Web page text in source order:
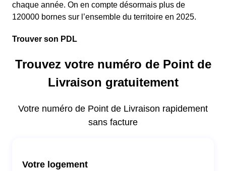
chaque année. On en compte désormais plus de
120000 bornes sur l’ensemble du territoire en 2025.
Trouver son PDL